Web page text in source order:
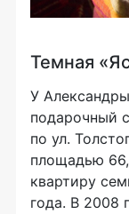
Темная
У
подарочный
по ул.
площадью
квартиру
года. В 2008